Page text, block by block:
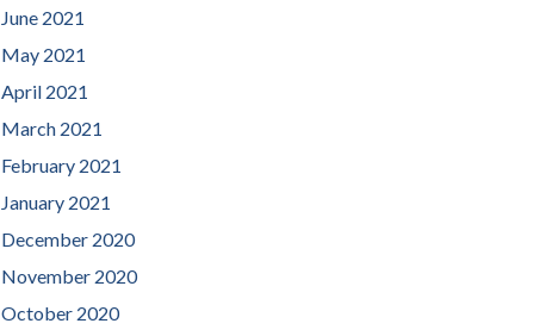
June 2021
May 2021
April 2021
March 2021
February 2021
January 2021
December 2020
November 2020
October 2020